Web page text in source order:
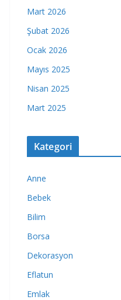
Mart 2026
Şubat 2026
Ocak 2026
Mayıs 2025
Nisan 2025
Mart 2025
Kategori
Anne
Bebek
Bilim
Borsa
Dekorasyon
Eflatun
Emlak